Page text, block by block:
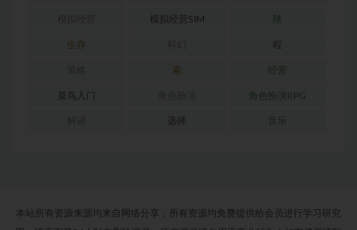
模拟经营SIM 球
生存 程
索 经营
菜鸟入门 角色扮演RPG
选择 音乐
本站所有资源来源均来自网络分享，所有资源均免费提供给会员进行学习研究